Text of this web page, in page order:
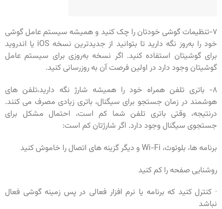
۷-تنظیمات گوشی خودتان را چک کنید و همیشه سیستم عامل گوشی
خود را به‌روز نگه دارید تا بتوانید از جدیدترین نسخه iOS یا اندروید
برای گوشیتان استفاده کنید. اگر نسخه به‌روزی برای سیستم عامل
گوشیتان وجود دارد در اولین فرصت آن به روزرسانی کنید.
۸- باتری تلفن همراه خود را همیشه شارژ نگه دارید،تلفن های
هوشمند در زمان جستجو برای سیگنال، باتری زیادی مصرف می کنند.
درنتیجه، وقتی باتری تلفن شما کم است، احتمال مشکل برای
جستجوی سیگنال وجود دارد. اگر شارژتان کم است:
برنامه ها، بلوتوث، Wi-Fi و دیگر گزینه های اتصال را خاموش کنید
روشنایی صفحه را کم کنید
· کنترل کنید که برنامه یا نرم افزار فعالی در پس زمینه گوشی فعال
نباشد